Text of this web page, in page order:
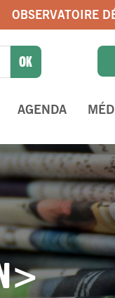
OBSERVATOIRE
AGENDA